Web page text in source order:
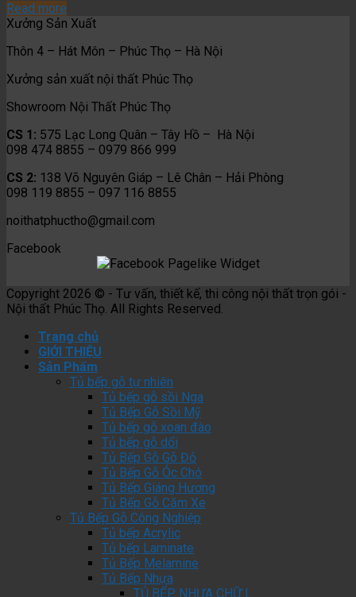
Read more
Xưởng Sản Xuất
Thôn 4 – Hát Môn – Phúc Thọ – Hà Nội
Xưởng sản xuất nội thất Phúc Thọ
Showroom Nội Thất Phúc Thọ
CS 1: 575 Lạc Long Quân – Tây Hồ – Hà Nội
098 474 8855 – 0979 866 999
CS 2: 138 Võ Nguyên Giáp – Lê Chân – Hải Phòng
098 119 8855 – 097 116 8855
noithatphuctho@gmail.com
Facebook
Copyright 2026 © - Tư vấn, thiết kế, thi công nội thất trọn gói -
Nội thất Phúc Thọ. All Rights Reserved.
Trang chủ
GIỚI THIỆU
Sản Phẩm
Tủ bếp gỗ tự nhiên
Tủ bếp gỗ sồi Nga
Tủ Bếp Gỗ Sồi Mỹ
Tủ bếp gỗ xoan đào
Tủ bếp gỗ dổi
Tủ Bếp Gỗ Gõ Đỏ
Tủ Bếp Gỗ Óc Chó
Tủ Bếp Giáng Hương
Tủ Bếp Gỗ Căm Xe
Tủ Bếp Gỗ Công Nghiệp
Tủ bếp Acrylic
Tủ bếp Laminate
Tủ Bếp Melamine
Tủ Bếp Nhựa
TỦ BẾP NHỰA CHỮ L